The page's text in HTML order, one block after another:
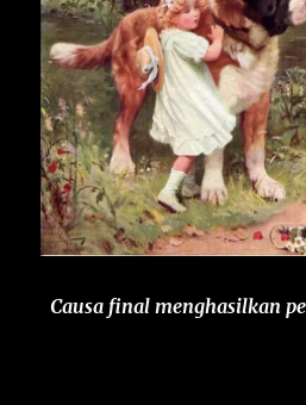
Causa final menghasilkan